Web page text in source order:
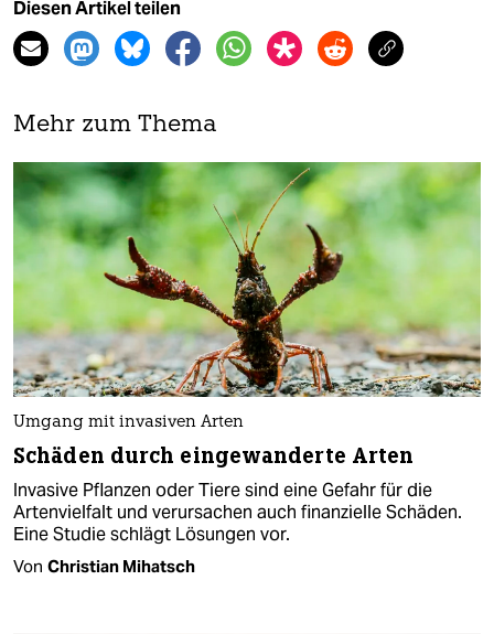
Diesen Artikel teilen
Mehr zum Thema
Umgang mit invasiven Arten
Schäden durch eingewanderte Arten
Invasive Pflanzen oder Tiere sind eine Gefahr für die
Artenvielfalt und verursachen auch finanzielle Schäden.
Eine Studie schlägt Lösungen vor.
Von Christian Mihatsch